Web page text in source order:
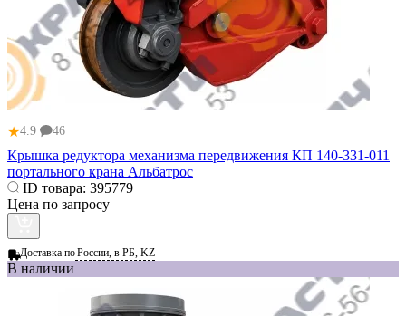
★4.9 46
Крышка редуктора механизма передвижения КП 140-331-011
портального крана Альбатрос
ID товара: 395779
Цена по запросу
Доставка поРоссии, в РБ, KZ
В наличии